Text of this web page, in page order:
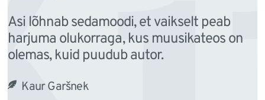
Asi lõhnab sedamoodi, et vaikselt peab
harjuma olukorraga, kus muusikateos on
olemas, kuid puudub autor.
Kaur Garšnek